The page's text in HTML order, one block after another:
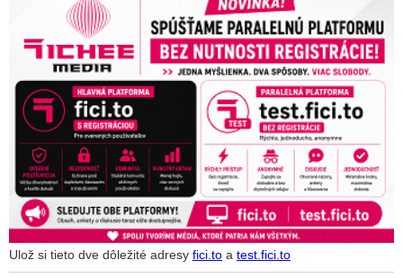
Ulož si tieto dve dôležité adresy fici.to a test.fici.to